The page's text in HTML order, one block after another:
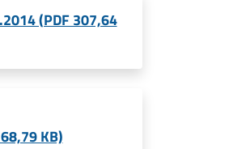
(PDF 307,64
KB)